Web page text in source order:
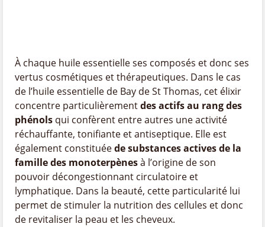
À chaque huile essentielle ses composés et donc ses
vertus cosmétiques et thérapeutiques. Dans le cas
de l’huile essentielle de Bay de St Thomas, cet élixir
concentre particulièrementdes actifs au rang des
phénols qui confèrent entre autres une activité
réchauffante, tonifiante et antiseptique. Elle est
également constituéede substances actives de la
famille des monoterpènesà l’origine de son
pouvoir décongestionnant circulatoire et
lymphatique. Dans la beauté, cette particularité lui
permet de stimuler la nutrition des cellules et donc
de revitaliser la peau et les cheveux.